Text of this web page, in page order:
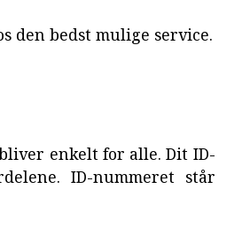
den bedst mulige service.
enkelt for alle. Dit ID-
ID-nummeret står